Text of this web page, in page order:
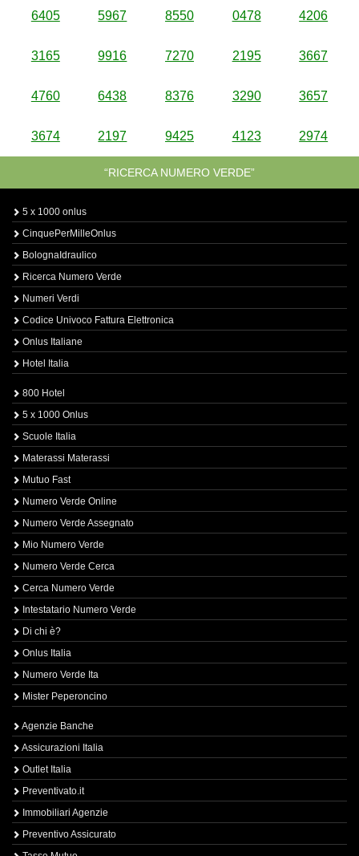
6405 5967 8550 0478 4206
3165 9916 7270 2195 3667
4760 6438 8376 3290 3657
3674 2197 9425 4123 2974
“RICERCA NUMERO VERDE”
5 x 1000 onlus
CinquePerMilleOnlus
BolognaIdraulico
Ricerca Numero Verde
Numeri Verdi
Codice Univoco Fattura Elettronica
Onlus Italiane
Hotel Italia
800 Hotel
5 x 1000 Onlus
Scuole Italia
Materassi Materassi
Mutuo Fast
Numero Verde Online
Numero Verde Assegnato
Mio Numero Verde
Numero Verde Cerca
Cerca Numero Verde
Intestatario Numero Verde
Di chi è?
Onlus Italia
Numero Verde Ita
Mister Peperoncino
Agenzie Banche
Assicurazioni Italia
Outlet Italia
Preventivato.it
Immobiliari Agenzie
Preventivo Assicurato